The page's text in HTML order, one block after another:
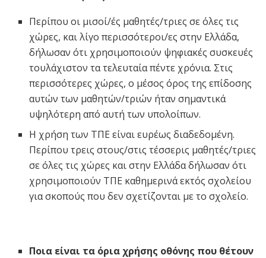
Περίπου οι μισοί/ές μαθητές/τριες σε όλες τις
χώρες, και λίγο περισσότεροι/ες στην Ελλάδα,
δήλωσαν ότι χρησιμοποιούν ψηφιακές συσκευές
τουλάχιστον τα τελευταία πέντε χρόνια. Στις
περισσότερες χώρες, ο μέσος όρος της επίδοσης
αυτών των μαθητών/τριών ήταν σημαντικά
υψηλότερη από αυτή των υπολοίπων.
Η χρήση των ΤΠΕ είναι ευρέως διαδεδομένη.
Περίπου τρεις στους/στις τέσσερις μαθητές/τριες
σε όλες τις χώρες και στην Ελλάδα δήλωσαν ότι
χρησιμοποιούν ΤΠΕ καθημερινά εκτός σχολείου
για σκοπούς που δεν σχετίζονται με το σχολείο.
Ποια είναι τα όρια χρήσης οθόνης που θέτουν